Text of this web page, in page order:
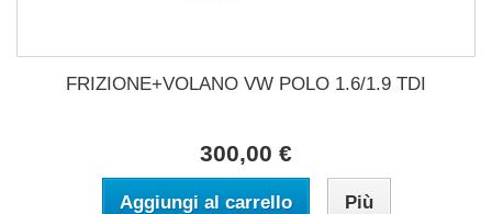
FRIZIONE+VOLANO VW POLO 1.6/1.9 TDI
300,00 €
Aggiungi al carrello Più